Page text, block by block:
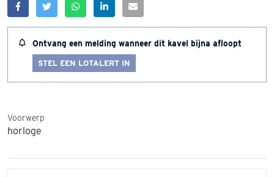
Ontvang een melding wanneer dit kavel bijna afloopt
STEL EEN LOTALERT IN
Voorwerp
horloge